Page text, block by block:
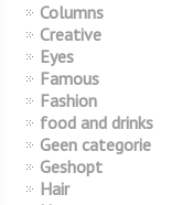
Columns
Creative
Eyes
Famous
Fashion
food and drinks
Geen categorie
Geshopt
Hair